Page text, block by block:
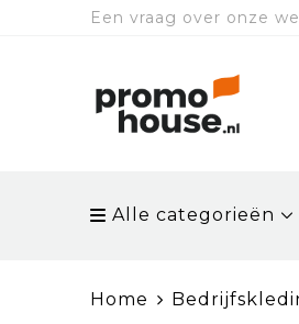
Een vraag over onze
Alle categorieën
Home